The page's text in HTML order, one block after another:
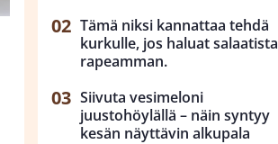
Tämä niksi kannattaa tehdä
kurkulle, jos haluat salaatista
rapeamman.
Siivuta vesimeloni
juustohöylällä – näin syntyy
kesän näyttävin alkupala